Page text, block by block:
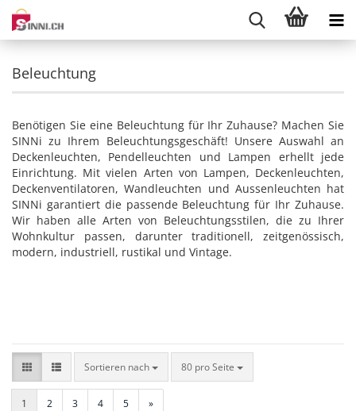
Beleuchtung
Benötigen Sie eine Beleuchtung für Ihr Zuhause? Machen Sie
SINNi zu Ihrem Beleuchtungsgeschäft! Unsere Auswahl an
Deckenleuchten, Pendelleuchten und Lampen erhellt jede
Einrichtung. Mit vielen Arten von Lampen, Deckenleuchten,
Deckenventilatoren, Wandleuchten und Aussenleuchten hat
SINNi garantiert die passende Beleuchtung für Ihr Zuhause.
Wir haben alle Arten von Beleuchtungsstilen, die zu Ihrer
Wohnkultur passen, darunter traditionell, zeitgenössisch,
modern, industriell, rustikal und Vintage.
Sortieren nach
Sortieren nach 80 pro Seite
pro Seite
1 2 3 4 5 »